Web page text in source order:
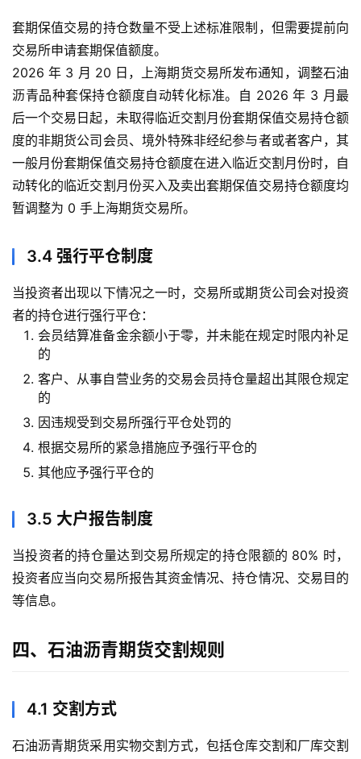
首
页
内
盘
外
盘
期
期
货
指
货
期
户
期
套期保值交易的持仓数量不受上述标准限制，但需要提前向
交易所申请套期保值额度。
2026 年 3 月 20 日，上海期货交易所发布通知，调整石油
沥青品种套保持仓额度自动转化标准。自 2026 年 3 月最
后一个交易日起，未取得临近交割月份套期保值交易持仓额
度的非期货公司会员、境外特殊非经纪参与者或者客户，其
一般月份套期保值交易持仓额度在进入临近交割月份时，自
动转化的临近交割月份买入及卖出套期保值交易持仓额度均
暂调整为 0 手上海期货交易所。
3.4 强行平仓制度
当投资者出现以下情况之一时，交易所或期货公司会对投资
者的持仓进行强行平仓：
会员结算准备金余额小于零，并未能在规定时限内补足
的
客户、从事自营业务的交易会员持仓量超出其限仓规定
的
因违规受到交易所强行平仓处罚的
根据交易所的紧急措施应予强行平仓的
其他应予强行平仓的
3.5 大户报告制度
当投资者的持仓量达到交易所规定的持仓限额的 80% 时，
投资者应当向交易所报告其资金情况、持仓情况、交易目的
等信息。
四、石油沥青期货交割规则
4.1 交割方式
石油沥青期货采用实物交割方式，包括仓库交割和厂库交割